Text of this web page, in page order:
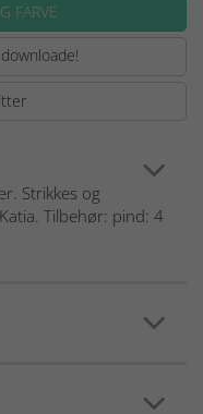
FARVE
Strikkes og
Tilbehør: pind: 4